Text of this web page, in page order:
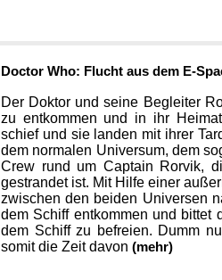
Doctor Who: Flucht aus dem E-
Der Doktor und seine Begleiter
zu entkommen und in ihr
schief und sie landen mit ihrer
dem normalen Universum, dem
Crew rund um Captain Rorvik,
gestrandet ist. Mit Hilfe einer
zwischen den beiden Universen
dem Schiff entkommen und bittet
dem Schiff zu befreien. Dumm
somit die Zeit davon (mehr)